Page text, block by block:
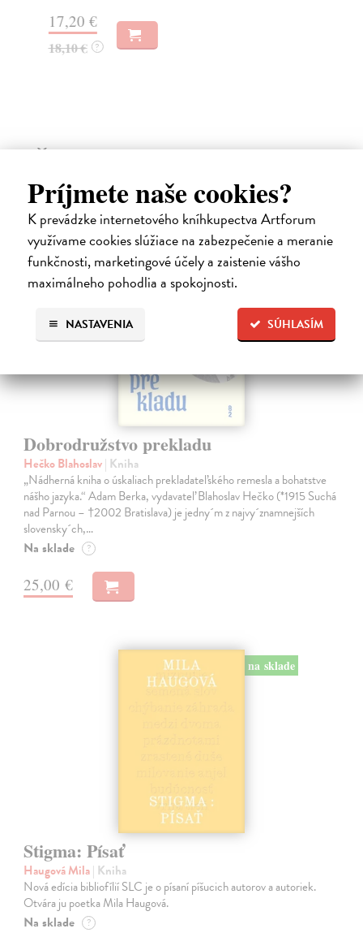
Príjmete naše cookies?
K prevádzke internetového kníhkupectva Artforum
využívame cookies slúžiace na zabezpečenie a meranie
funkčnosti, marketingové účely a zaistenie vášho
maximálneho pohodlia a spokojnosti.
SÚHLASÍM
NASTAVENIA
17,20 €
18,10 € ?
Ďalšie z kategórie literatúra,
literárna veda
na sklade
Dobrodružstvo prekladu
Hečko Blahoslav| Kniha
„Nádherná kniha o úskaliach prekladateľského remesla a bohatstve
nášho jazyka.“ Adam Berka, vydavateľ Blahoslav Hečko (*1915 Suchá
nad Parnou – †2002 Bratislava) je jedny´m z najvy´znamnejších
slovensky´ch,…
Na sklade ?
25,00 €
na sklade
Stigma: Písať
Haugová Mila| Kniha
Nová edícia bibliofílií SLC je o písaní píšucich autorov a autoriek.
Otvára ju poetka Mila Haugová.
Na sklade ?